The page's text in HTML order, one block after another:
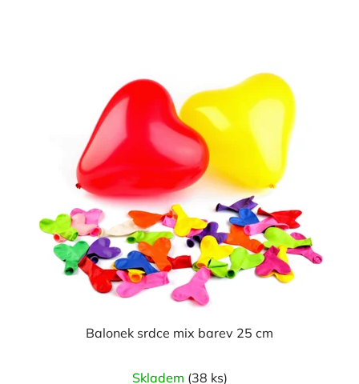
Balonek srdce mix barev 25 cm
Skladem (38 ks)